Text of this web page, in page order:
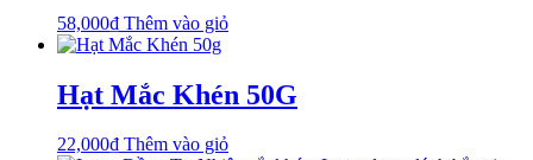
58,000₫ Thêm vào giỏ
Hạt Mắc Khén 50G
22,000₫ Thêm vào giỏ